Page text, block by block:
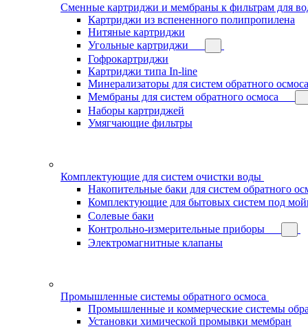
Сменные картриджи и мембраны к фильтрам для
Картриджи из вспененного полипропилена
Нитяные картриджи
Угольные картриджи
Гофрокартриджи
Картриджи типа In-line
Минерализаторы для систем обратного осмоса
Мембраны для систем обратного осмоса
Наборы картриджей
Умягчающие фильтры
Комплектующие для систем очистки воды
Накопительные баки для систем обратного
Комплектующие для бытовых систем под
Солевые баки
Контрольно-измерительные приборы
Электромагнитные клапаны
Промышленные системы обратного осмоса
Промышленные и коммерческие системы
Установки химической промывки мембран